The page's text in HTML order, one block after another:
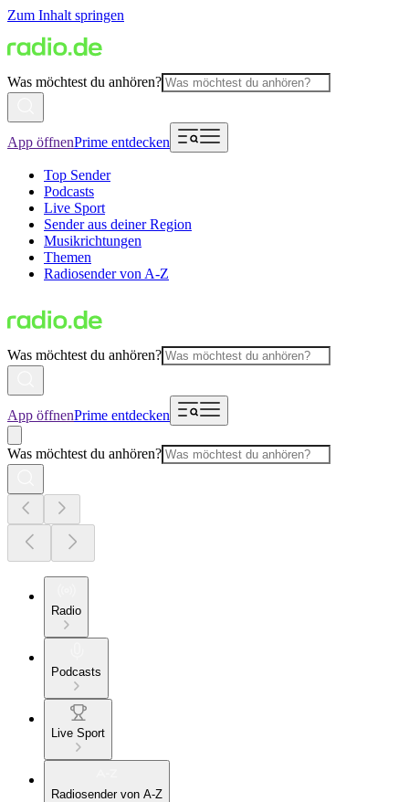
Zum Inhalt springen
Was möchtest du anhören?
App öffnenPrime entdecken
Top Sender
Podcasts
Live Sport
Sender aus deiner Region
Musikrichtungen
Themen
Radiosender von A-Z
Was möchtest du anhören?
App öffnenPrime entdecken
Was möchtest du anhören?
Radio
Podcasts
Live Sport
Radiosender von A-Z